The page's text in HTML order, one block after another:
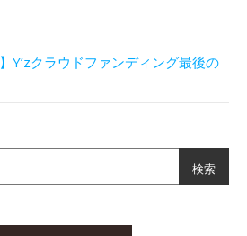
Y’zクラウドファンディング最後の
検索